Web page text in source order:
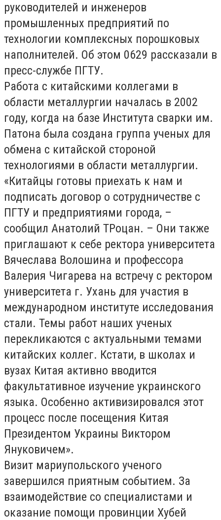
руководителей и инженеров
промышленных предприятий по
технологии комплексных порошковых
наполнителей. Об этом 0629 рассказали в
пресс-службе ПГТУ.
Работа с китайскими коллегами в
области металлургии началась в 2002
году, когда на базе Института сварки им.
Патона была создана группа ученых для
обмена с китайской стороной
технологиями в области металлургии.
«Китайцы готовы приехать к нам и
подписать договор о сотрудничестве с
ПГТУ и предприятиями города, –
сообщил Анатолий ТРоцан. – Они также
приглашают к себе ректора университета
Вячеслава Волошина и профессора
Валерия Чигарева на встречу с ректором
университета г. Ухань для участия в
международном институте исследования
стали. Темы работ наших ученых
перекликаются с актуальными темами
китайских коллег. Кстати, в школах и
вузах Китая активно вводится
факультативное изучение украинского
языка. Особенно активизировался этот
процесс после посещения Китая
Президентом Украины Виктором
Януковичем».
Визит мариупольского ученого
завершился приятным событием. За
взаимодействие со специалистами и
оказание помощи провинции Хубей